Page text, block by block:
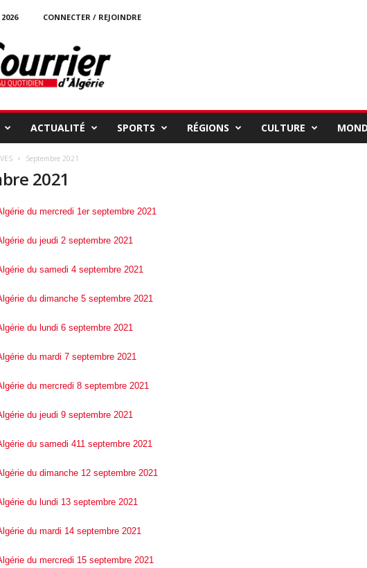
CONNECTER / REJOINDRE
ACTUALITÉ SPORTS RÉGIONS CULTURE
Septembre 2021
2021
du mercredi 1er septembre 2021
du jeudi 2 septembre 2021
du samedi 4 septembre 2021
du dimanche 5 septembre 2021
du lundi 6 septembre 2021
du mardi 7 septembre 2021
du mercredi 8 septembre 2021
du jeudi 9 septembre 2021
du samedi 411 septembre 2021
du dimanche 12 septembre 2021
du lundi 13 septembre 2021
du mardi 14 septembre 2021
du mercredi 15 septembre 2021